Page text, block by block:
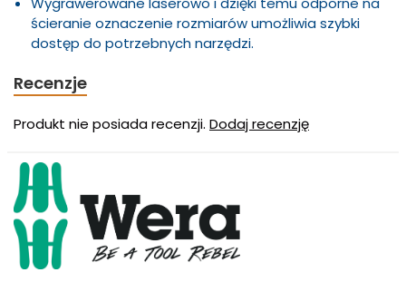
ścieranie oznaczenie rozmiarów umożliwia szybki
dostęp do potrzebnych narzędzi.
Recenzje
Produkt nie posiada recenzji. Dodaj recenzję